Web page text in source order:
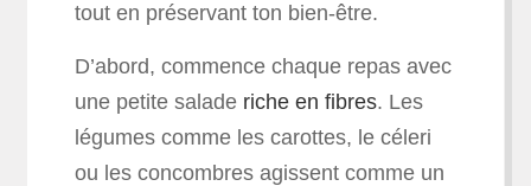
tout en préservant ton bien-être.
D’abord, commence chaque repas avec
une petite salade riche en fibres. Les
légumes comme les carottes, le céleri
ou les concombres agissent comme un